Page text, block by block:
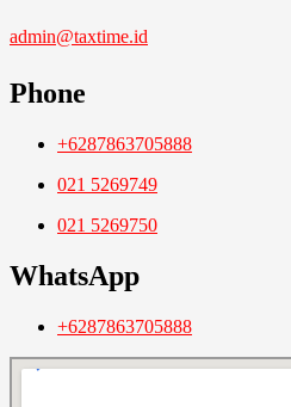
admin@taxtime.id
Phone
+6287863705888
021 5269749
021 5269750
WhatsApp
+6287863705888